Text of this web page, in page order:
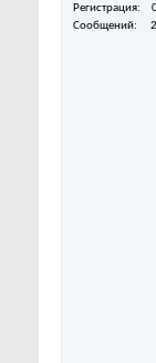
Регистрация
Сообщений